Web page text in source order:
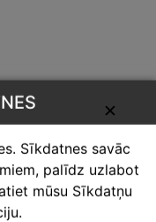
✕
Sīkdatnes savāc
palīdz uzlabot
mūsu Sīkdatņu